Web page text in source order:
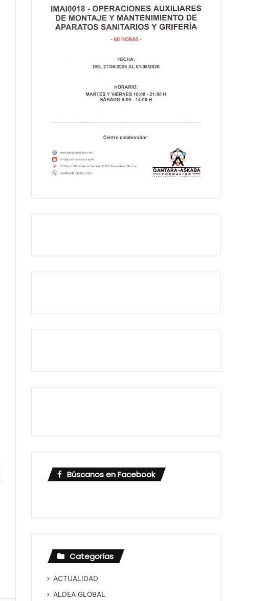
Búscanos en Facebook
Categorías
ACTUALIDAD
ALDEA GLOBAL